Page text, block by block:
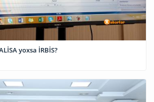
: ALİSA yoxsa İRBİS?